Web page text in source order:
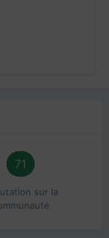
71
sur la